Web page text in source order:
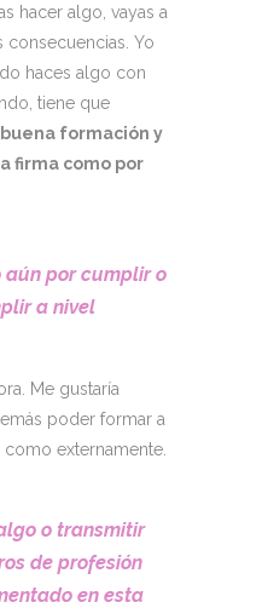
hacer algo, vayas a
Yo
haces algo con
tiene que
formación y
firma como por
aún por cumplir o
a nivel
Me gustaría
poder formar a
externamente.
o transmitir
de profesión
en esta